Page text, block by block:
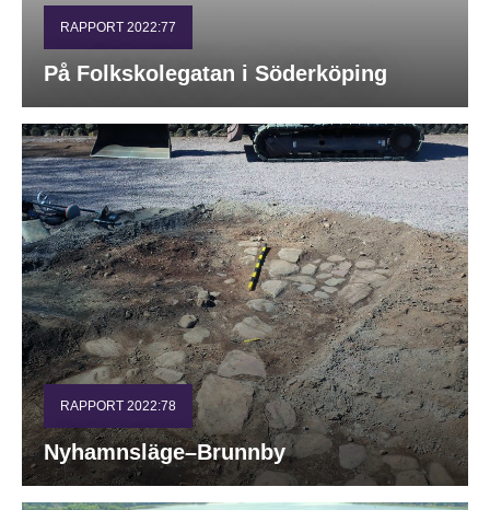
RAPPORT 2022:77
På Folkskolegatan i Söderköping
RAPPORT 2022:78
Nyhamnsläge–Brunnby